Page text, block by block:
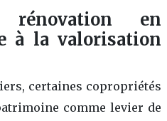
rénovation en
à la valorisation
certaines copropriétés
comme levier de